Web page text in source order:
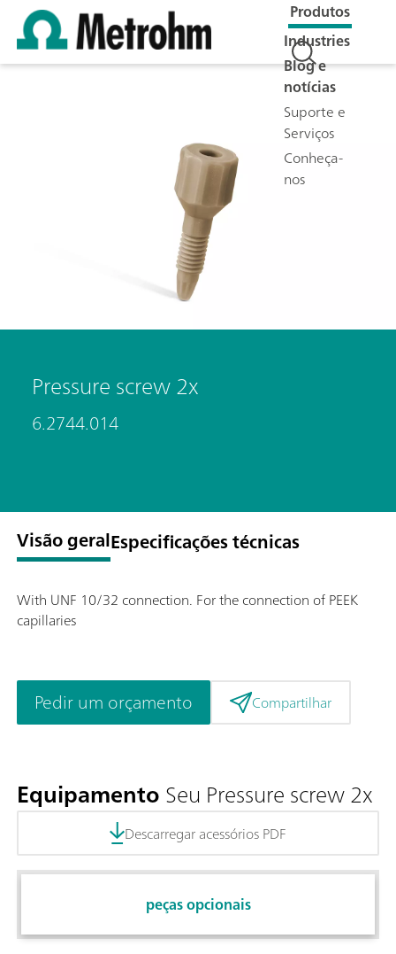
Produtos
Industries
Blog e
notícias
Suporte e
Serviços
Conheça-
nos
Pressure screw 2x
6.2744.014
Visão geralEspecificações técnicas
With UNF 10/32 connection. For the connection of PEEK
capillaries
Pedir um orçamento Compartilhar
EquipamentoSeu Pressure screw 2x
Descarregar acessórios PDF
peças opcionais